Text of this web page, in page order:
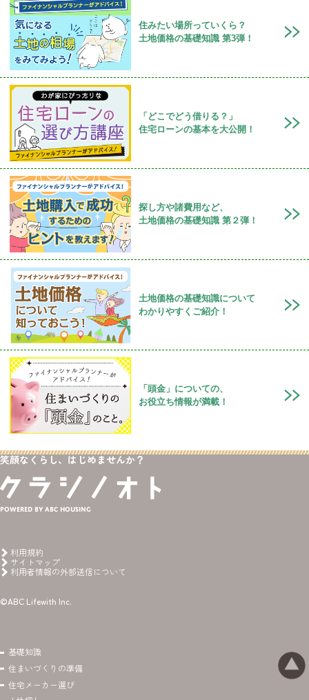
住みたい場所っていくら？
土地価格の基礎知識 第3弾！
「どこでどう借りる？」
住宅ローンの基本を大公開！
探し方や諸費用など、
土地価格の基礎知識 第２弾！
土地価格の基礎知識について
わかりやすくご紹介！
「頭金」についての、
お役立ち情報が満載！
笑顔なくらし、はじめませんか？
Powered by ABC HOUSING
利用規約
サイトマップ
利用者情報の外部送信について
©ABC Lifewith Inc.
基礎知識
住まいづくりの準備
住宅メーカー選び